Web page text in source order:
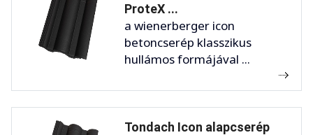
ProteX ...
a wienerberger icon
betoncserép klasszikus
hullámos formájával ...
Tondach Icon alapcserép